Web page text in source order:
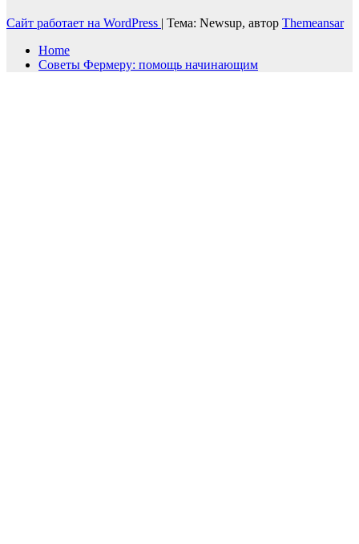
Сайт работает на WordPress Тема: Newsup, автор Themeansar
Home
Советы Фермеру: помощь начинающим